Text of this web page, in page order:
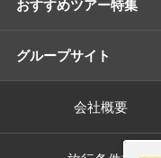
おすすめツアー特集
グループサイト
会社概要